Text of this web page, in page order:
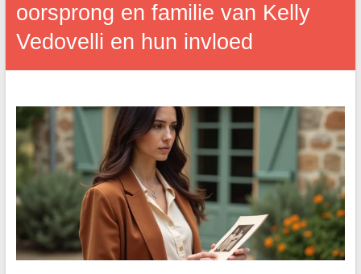
oorsprong en familie van Kelly
Vedovelli en hun invloed